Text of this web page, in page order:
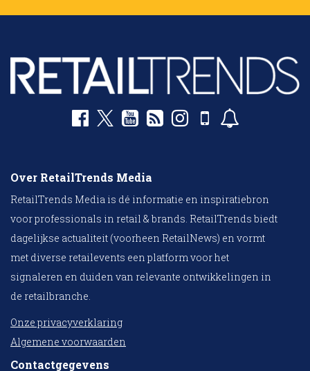
Over RetailTrends Media
RetailTrends Media is dé informatie en inspiratiebron
voor professionals in retail & brands. RetailTrends biedt
dagelijkse actualiteit (voorheen RetailNews) en vormt
met diverse retailevents een platform voor het
signaleren en duiden van relevante ontwikkelingen in
de retailbranche.
Onze privacyverklaring
Algemene voorwaarden
Contactgegevens